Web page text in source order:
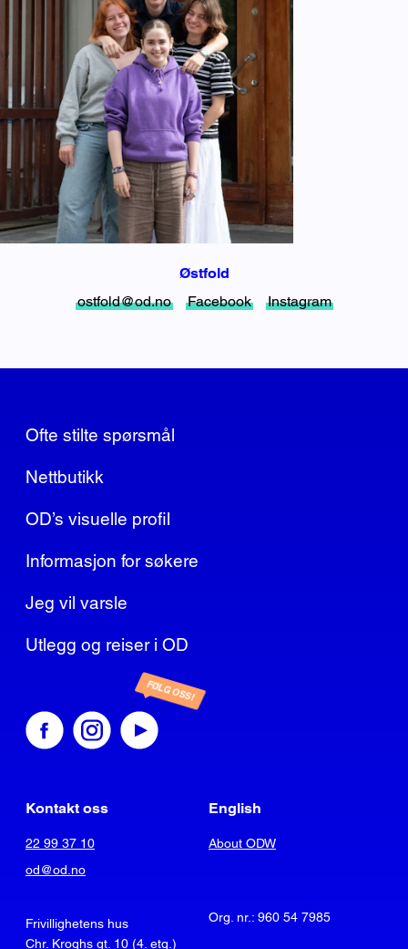
Østfold
ostfold@od.no
Facebook Instagram
Ofte stilte spørsmål
Nettbutikk
OD’s visuelle profil
Informasjon for søkere
Jeg vil varsle
Utlegg og reiser i OD
FØLG OSS!
Kontakt oss
22 99 37 10
od@od.no
Frivillighetens hus
Chr. Kroghs gt. 10 (4. etg.)
English
About ODW
Org. nr.: 960 54 7985